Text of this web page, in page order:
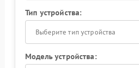
Тип устройства:
Выберите тип устройства
Модель устройства: